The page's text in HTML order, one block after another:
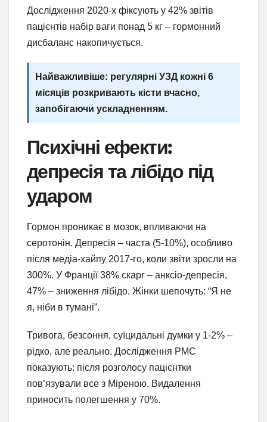
Дослідження 2020-х фіксують у 42% звітів
пацієнтів набір ваги понад 5 кг – гормонний
дисбаланс накопичується.
Найважливіше: регулярні УЗД кожні 6
місяців розкривають кісти вчасно,
запобігаючи ускладненням.
Психічні ефекти:
депресія та лібідо під
ударом
Гормон проникає в мозок, впливаючи на
серотонін. Депресія – часта (5-10%), особливо
після медіа-хайпу 2017-го, коли звіти зросли на
300%. У Франції 38% скарг – анксіо-депресія,
47% – зниження лібідо. Жінки шепочуть: “Я не
я, ніби в тумані”.
Тривога, безсоння, суїцидальні думки у 1-2% –
рідко, але реально. Дослідження PMC
показують: після розголосу пацієнтки
пов’язували все з Міреною. Видалення
приносить полегшення у 70%.